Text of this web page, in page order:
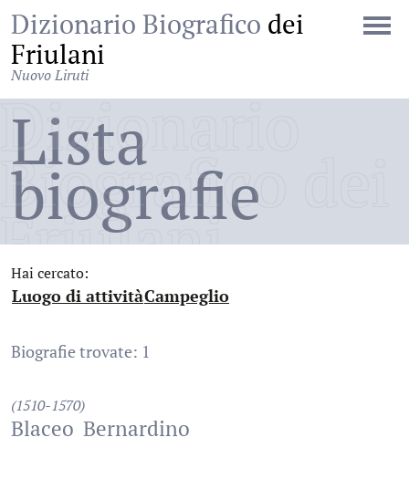
Dizionario Biografico dei
Friulani
Nuovo Liruti
Dizionario
Biografico dei
Friulani
Lista
biografie
Hai cercato:
Luogo di attività
:Campeglio
Biografie trovate: 1
(1510-1570)
Blaceo Bernardino